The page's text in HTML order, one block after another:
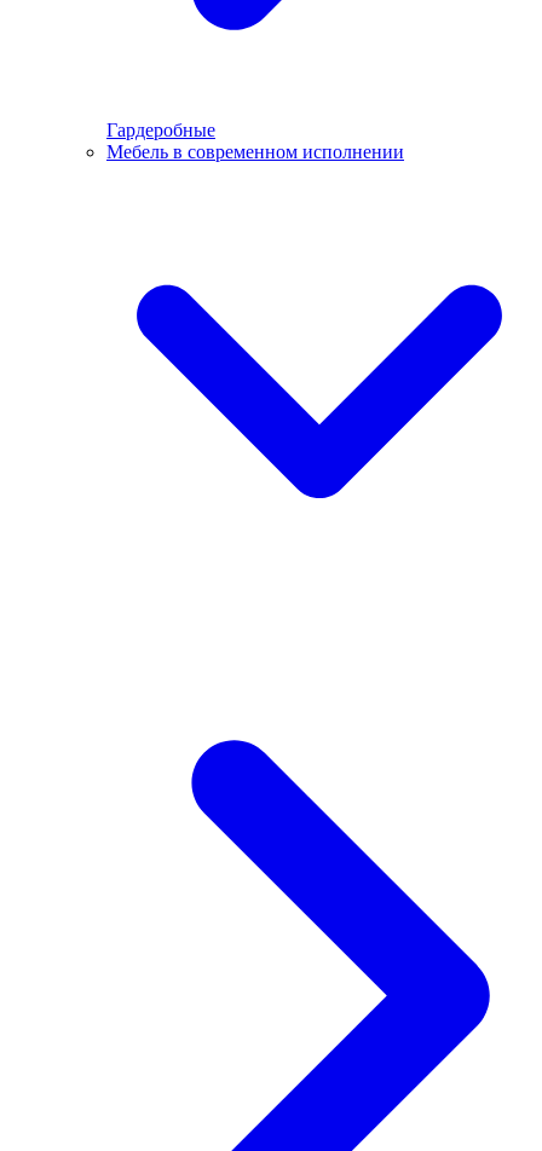
Гардеробные
Мебель в современном исполнении